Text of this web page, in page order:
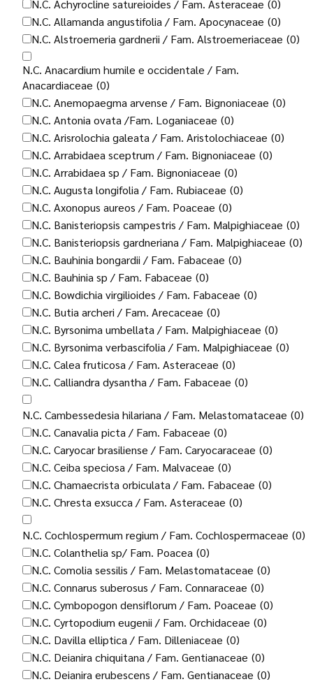
N.C. Achyrocline satureioides / Fam. Asteraceae (0)
N.C. Allamanda angustifolia / Fam. Apocynaceae (0)
N.C. Alstroemeria gardnerii / Fam. Alstroemeriaceae (0)
N.C. Anacardium humile e occidentale / Fam.
Anacardiaceae (0)
N.C. Anemopaegma arvense / Fam. Bignoniaceae (0)
N.C. Antonia ovata /Fam. Loganiaceae (0)
N.C. Arisrolochia galeata / Fam. Aristolochiaceae (0)
N.C. Arrabidaea sceptrum / Fam. Bignoniaceae (0)
N.C. Arrabidaea sp / Fam. Bignoniaceae (0)
N.C. Augusta longifolia / Fam. Rubiaceae (0)
N.C. Axonopus aureos / Fam. Poaceae (0)
N.C. Banisteriopsis campestris / Fam. Malpighiaceae (0)
N.C. Banisteriopsis gardneriana / Fam. Malpighiaceae (0)
N.C. Bauhinia bongardii / Fam. Fabaceae (0)
N.C. Bauhinia sp / Fam. Fabaceae (0)
N.C. Bowdichia virgilioides / Fam. Fabaceae (0)
N.C. Butia archeri / Fam. Arecaceae (0)
N.C. Byrsonima umbellata / Fam. Malpighiaceae (0)
N.C. Byrsonima verbascifolia / Fam. Malpighiaceae (0)
N.C. Calea fruticosa / Fam. Asteraceae (0)
N.C. Calliandra dysantha / Fam. Fabaceae (0)
N.C. Cambessedesia hilariana / Fam. Melastomataceae (0)
N.C. Canavalia picta / Fam. Fabaceae (0)
N.C. Caryocar brasiliense / Fam. Caryocaraceae (0)
N.C. Ceiba speciosa / Fam. Malvaceae (0)
N.C. Chamaecrista orbiculata / Fam. Fabaceae (0)
N.C. Chresta exsucca / Fam. Asteraceae (0)
N.C. Cochlospermum regium / Fam. Cochlospermaceae (0)
N.C. Colanthelia sp/ Fam. Poacea (0)
N.C. Comolia sessilis / Fam. Melastomataceae (0)
N.C. Connarus suberosus / Fam. Connaraceae (0)
N.C. Cymbopogon densiflorum / Fam. Poaceae (0)
N.C. Cyrtopodium eugenii / Fam. Orchidaceae (0)
N.C. Davilla elliptica / Fam. Dilleniaceae (0)
N.C. Deianira chiquitana / Fam. Gentianaceae (0)
N.C. Deianira erubescens / Fam. Gentianaceae (0)